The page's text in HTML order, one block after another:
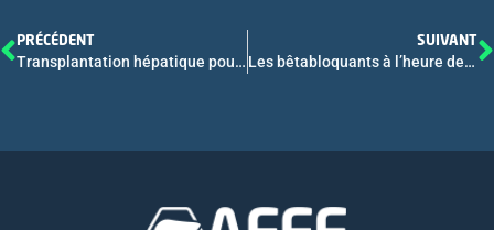
PRÉCÉDENT
Transplantation hépatique pour hépatite auto immune : facteurs prédictifs de complications post greffe
SUIVANT
Les bêtabloquants à l’heure de la médecine de précision